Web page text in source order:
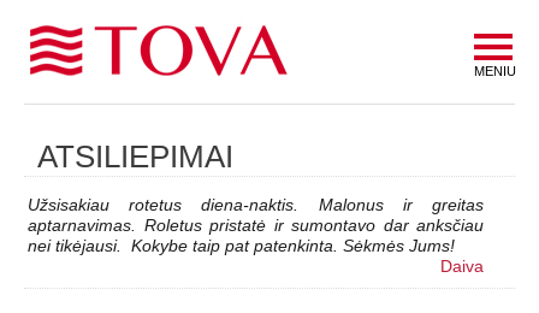
MENIU
ATSILIEPIMAI
Užsisakiau rotetus diena-naktis. Malonus ir greitas
aptarnavimas. Roletus pristatė ir sumontavo dar anksčiau
nei tikėjausi. Kokybe taip pat patenkinta. Sėkmės Jums!
Daiva